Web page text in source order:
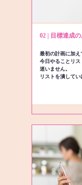
02 | 目標達成
最初の計画に加
今日やることリ
迷いません。
リストを潰してい